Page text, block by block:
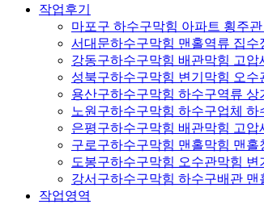
작업후기
마포구 하수구막힘 아파트 횡주관
서대문하수구막힘 맨홀역류 집수
강동구하수구막힘 배관막힘 고압
성북구하수구막힘 변기막힘 오수
용산구하수구막힘 하수구역류 상
노원구하수구막힘 하수구업체 하
은평구하수구막힘 배관막힘 고압
구로구하수구막힘 맨홀막힘 맨홀
도봉구하수구막힘 오수관막힘 변
강서구하수구막힘 하수구배관 맨
작업영역